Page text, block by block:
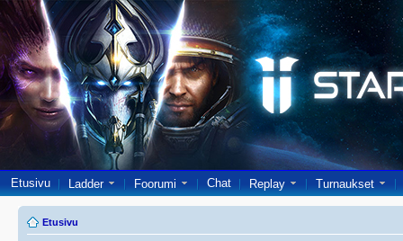
Etusivu Ladder Foorumi Chat Replay Turnaukset
Etusivu